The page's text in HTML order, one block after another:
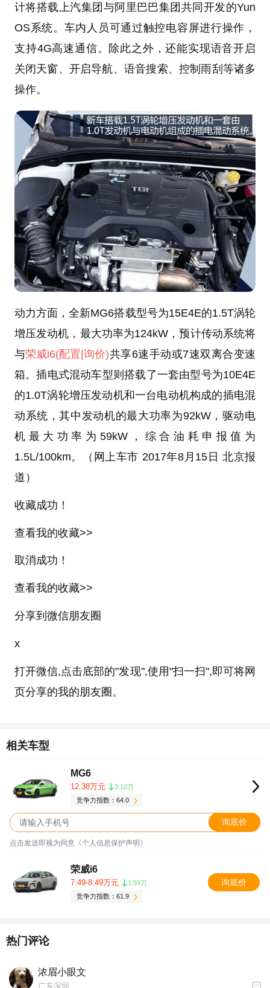
计将搭载上汽集团与阿里巴巴集团共同开发的Yun
OS系统。车内人员可通过触控电容屏进行操作，
支持4G高速通信。除此之外，还能实现语音开启
关闭天窗、开启导航、语音搜索、控制雨刮等诸多
操作。
动力方面，全新MG6搭载型号为15E4E的1.5T涡轮
增压发动机，最大功率为124kW，预计传动系统将
与荣威i6(配置|询价)共享6速手动或7速双离合变速
箱。插电式混动车型则搭载了一套由型号为10E4E
的1.0T涡轮增压发动机和一台电动机构成的插电混
动系统，其中发动机的最大功率为92kW，驱动电
机最大功率为59kW，综合油耗申报值为
1.5L/100km。（网上车市 2017年8月15日 北京报
道）
收藏成功！
查看我的收藏>>
取消成功！
查看我的收藏>>
分享到微信朋友圈
x
打开微信,点击底部的"发现",使用"扫一扫",即可将网
页分享的我的朋友圈。
相关车型
MG6
12.38万元
3.10万
竞争力指数：64.0
询底价
点击发送即视为同意《个人信息保护声明》
荣威i6
7.49-8.49万元
1.59万
竞争力指数：61.9
询底价
热门评论
浓眉小眼文
广东深圳